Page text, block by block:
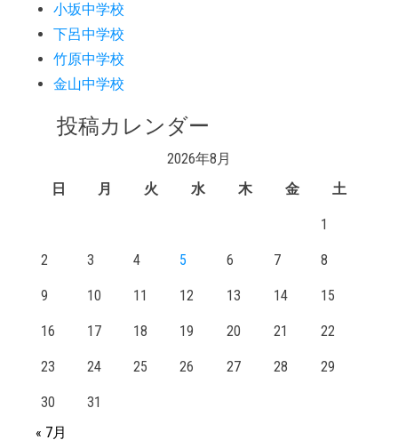
小坂中学校
下呂中学校
竹原中学校
金山中学校
投稿カレンダー
2026年8月
日
月 火 水 木 金 土
1
2 3 4 5 6 7 8
9 10 11 12 13 14 15
16 17 18 19 20 21 22
23 24 25 26 27 28 29
30
31
« 7月